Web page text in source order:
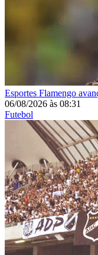
Esportes Flamengo
06/08/2026 às 08:31
Futebol